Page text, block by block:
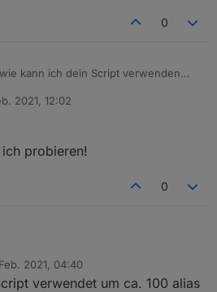
0
kann ich dein Script verwenden
einzeln.
wenn ich ein neuen Alias
eingegeben werden, ist also nicht
werden muss.
2021, 12:02
probieren!
0
ich probieren!
2021, 04:40
verwendet um ca. 100 alias